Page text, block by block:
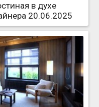
в духе
20.06.2025